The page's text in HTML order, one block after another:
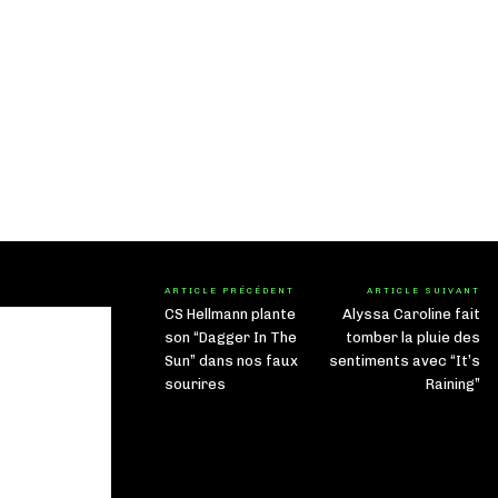
ARTICLE PRÉCÉDENT
CS Hellmann plante
son “Dagger In The
Sun” dans nos faux
sourires
ARTICLE SUIVANT
Alyssa Caroline fait
tomber la pluie des
sentiments avec “It’s
Raining”